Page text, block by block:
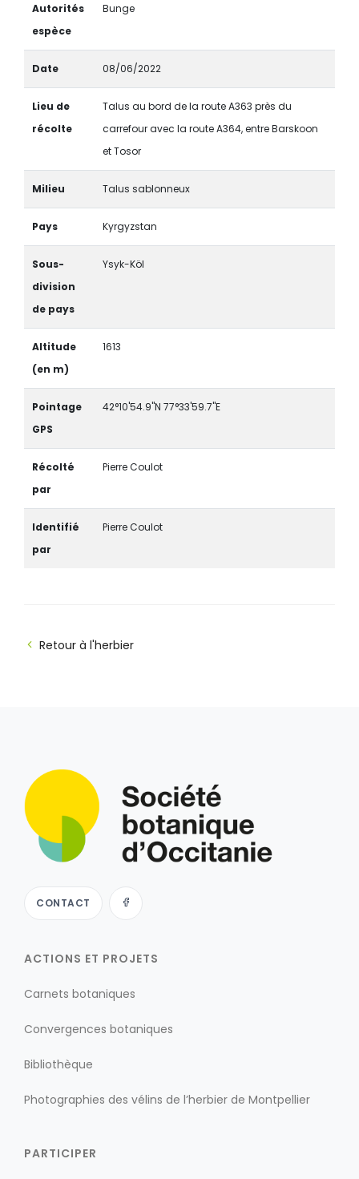
Autorités
espèce
Bunge
Date 08/06/2022
Lieu de
récolte
Talus au bord de la route A363 près du
carrefour avec la route A364, entre Barskoon
et Tosor
Milieu Talus sablonneux
Pays Kyrgyzstan
Sous-
division
de pays
Ysyk-Köl
Altitude
(en m)
1613
Pointage
GPS
42°10'54.9"N 77°33'59.7"E
Récolté
par
Pierre Coulot
Identifié
par
Pierre Coulot
Retour à l'herbier
CONTACT
ACTIONS ET PROJETS
Carnets botaniques
Convergences botaniques
Bibliothèque
Photographies des vélins de l’herbier de Montpellier
PARTICIPER